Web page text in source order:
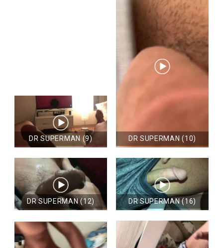
DR SUPERMAN (9) DR SUPERMAN (10)
DR SUPERMAN (12) DR SUPERMAN (16)